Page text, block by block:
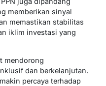
memberikan sinyal
memastikan stabilitas
iklim investasi yang
mendorong
dan berkelanjutan.
percaya terhadap